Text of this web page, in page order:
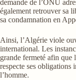
demande de l’ONU
également retrouver sa
sa condamnation en
Ainsi, l’Algérie viole
international. Les
grande fermeté afin que
respecte ses obligations
l’homme.